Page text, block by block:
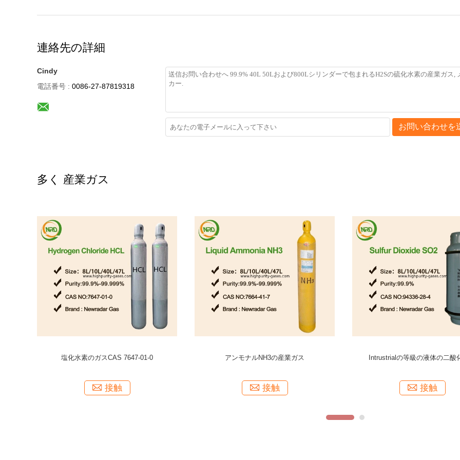
連絡先の詳細
Cindy
電話番号 : 0086-27-87819318
お問い合わせを
多く 産業ガス
電子等級99.999%のヘリウムのガス代un1046
接触
販売99.999%の酸素のベストの価格のための中
接触
結婚披露宴のヘリウムの気球の携
接触